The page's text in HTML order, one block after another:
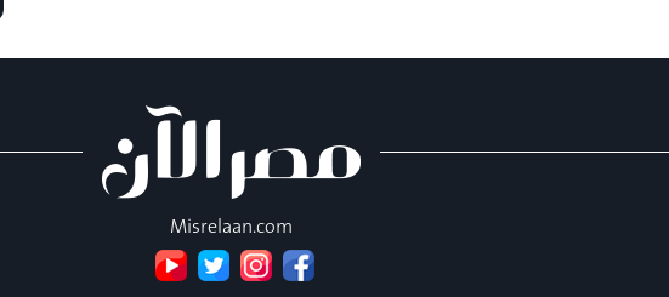
Misrelaan.com